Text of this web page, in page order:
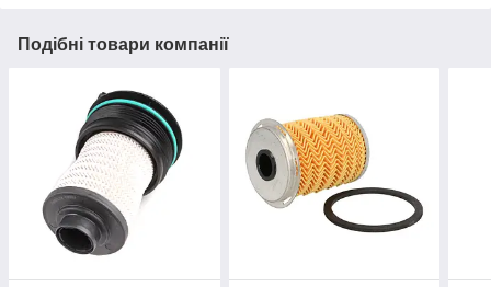
Подібні товари компанії